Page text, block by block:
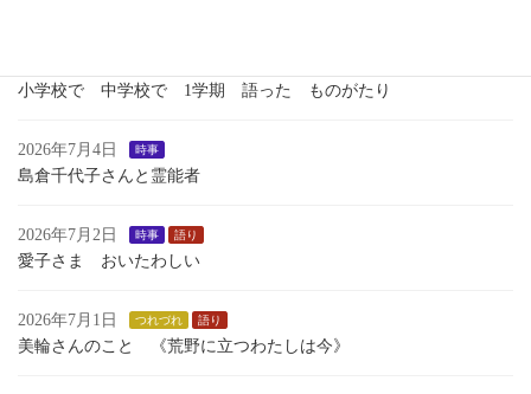
小学校で 中学校で 1学期 語った ものがたり
2026年7月4日 時事
島倉千代子さんと霊能者
2026年7月2日 時事 語り
愛子さま おいたわしい
2026年7月1日 つれづれ 語り
美輪さんのこと 《荒野に立つわたしは今》